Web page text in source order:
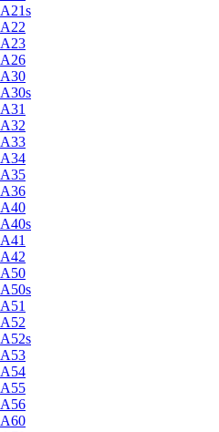
A21s
A22
A23
A26
A30
A30s
A31
A32
A33
A34
A35
A36
A40
A40s
A41
A42
A50
A50s
A51
A52
A52s
A53
A54
A55
A56
A60